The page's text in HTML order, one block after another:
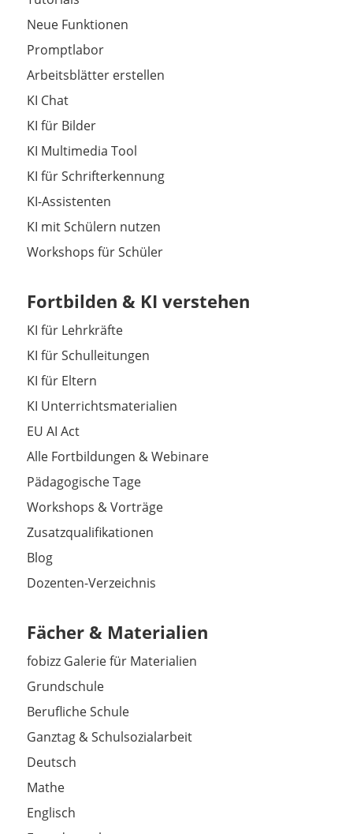
Neue Funktionen
Promptlabor
Arbeitsblätter erstellen
KI Chat
KI für Bilder
KI Multimedia Tool
KI für Schrifterkennung
KI-Assistenten
KI mit Schülern nutzen
Workshops für Schüler
Fortbilden & KI verstehen
KI für Lehrkräfte
KI für Schulleitungen
KI für Eltern
KI Unterrichtsmaterialien
EU AI Act
Alle Fortbildungen & Webinare
Pädagogische Tage
Workshops & Vorträge
Zusatzqualifikationen
Blog
Dozenten-Verzeichnis
Fächer & Materialien
fobizz Galerie für Materialien
Grundschule
Berufliche Schule
Ganztag & Schulsozialarbeit
Deutsch
Mathe
Englisch